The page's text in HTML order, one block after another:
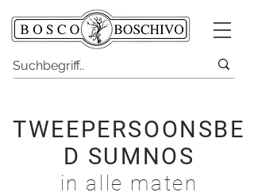
TWEEPERSOONSBE
D SUMNOS
in alle maten